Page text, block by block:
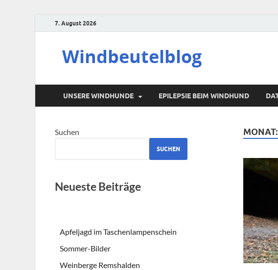
7. August 2026
Windbeutelblog
UNSERE WINDHUNDE EPILEPSIE BEIM WINDHUND
MONAT:
Suchen
SUCHEN
Neueste Beiträge
Apfeljagd im Taschenlampenschein
Sommer-Bilder
Weinberge Remshalden